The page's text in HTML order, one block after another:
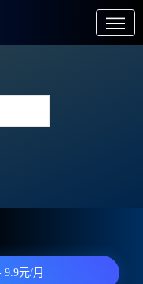
9.9元/月